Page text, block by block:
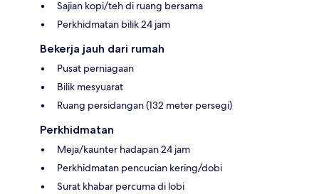
Sajian kopi/teh di ruang bersama
Perkhidmatan bilik 24 jam
Bekerja jauh dari rumah
Pusat perniagaan
Bilik mesyuarat
Ruang persidangan (132 meter persegi)
Perkhidmatan
Meja/kaunter hadapan 24 jam
Perkhidmatan pencucian kering/dobi
Surat khabar percuma di lobi